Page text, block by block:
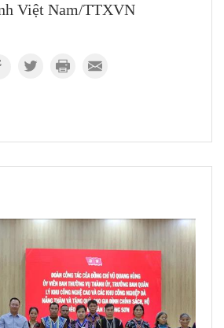
Việt Nam/TTXVN